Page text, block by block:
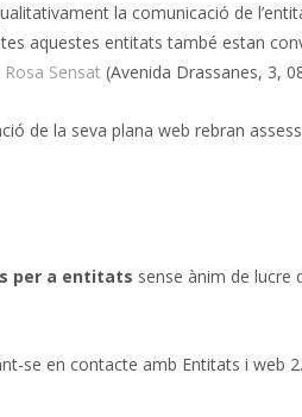
la comunicació de
aquestes entitats també estan
Sensat (Avenida Drassanes, 3,
de la seva plana web rebran
per a entitats sense ànim de lucre
se en contacte amb Entitats i web